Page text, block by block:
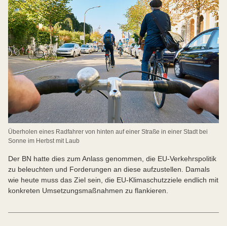
Überholen eines Radfahrer von hinten auf einer Straße in einer Stadt bei
Sonne im Herbst mit Laub
Der BN hatte dies zum Anlass genommen, die EU-Verkehrspolitik
zu beleuchten und Forderungen an diese aufzustellen. Damals
wie heute muss das Ziel sein, die EU-Klimaschutzziele endlich mit
konkreten Umsetzungsmaßnahmen zu flankieren.